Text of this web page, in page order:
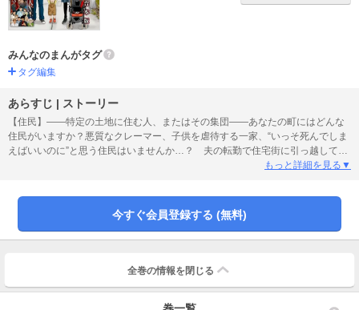
みんなのまんがタグ
タグ編集
あらすじ | ストーリー
【住民】――特定の土地に住む人、またはその集団――あなたの町にはどんな
住民がいますか？悪質なクレーマー、子供を虐待する一家、“いっそ死んでしま
えばいいのに”と思う住民はいませんか…？ 夫の転勤で住宅街に引っ越してき
た君塚良枝は、期待と不安が入り混じった新生活を送っていた。近隣住民は
頼りになる町内会役員・高山の協力もあり、何とか日々を過ごしていた頃、
次々と住民が命を落とす悲惨な事件が起きた!!“人間の狂気と憎悪”を生々しく描
く戦慄サイコサスペンスがここに誕生!!
もっと詳細を見る▼
今すぐ会員登録する (無料)
全巻の情報を 閉じる